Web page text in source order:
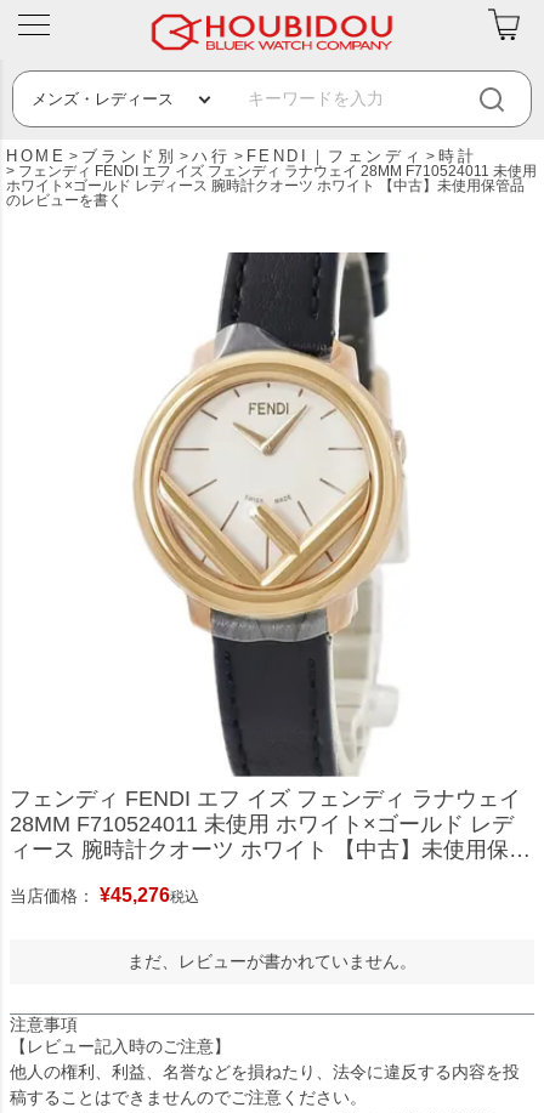
HOME ブランド別 ハ行 FENDI｜フェンディ 時計
フェンディ FENDI エフ イズ フェンディ ラナウェイ 28MM F710524011 未使用
ホワイト×ゴールド レディース 腕時計クオーツ ホワイト 【中古】未使用保管品
のレビューを書く
フェンディ FENDI エフ イズ フェンディ ラナウェイ
28MM F710524011 未使用 ホワイト×ゴールド レデ
ィース 腕時計クオーツ ホワイト 【中古】未使用保管
当店価格： ¥45,276税込
まだ、レビューが書かれていません。
注意事項
【レビュー記入時のご注意】
他人の権利、利益、名誉などを損ねたり、法令に違反する内容を投
稿することはできませんのでご注意ください。